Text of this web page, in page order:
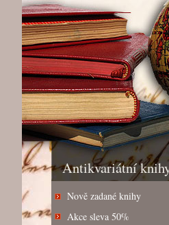
Antikvariátní
Nově zadané knihy
Akce sleva 50%